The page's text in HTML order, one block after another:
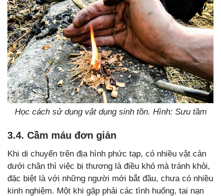
Học cách sử dụng vật dụng sinh tồn. Hình: Sưu tầm
3.4. Cầm máu đơn giản
Khi di chuyển trên địa hình phức tạp, có nhiều vật cản
dưới chân thì việc bị thương là điều khó mà tránh khỏi,
đặc biệt là với những người mới bắt đầu, chưa có nhiều
kinh nghiệm. Một khi gặp phải các tình huống, tai nạn